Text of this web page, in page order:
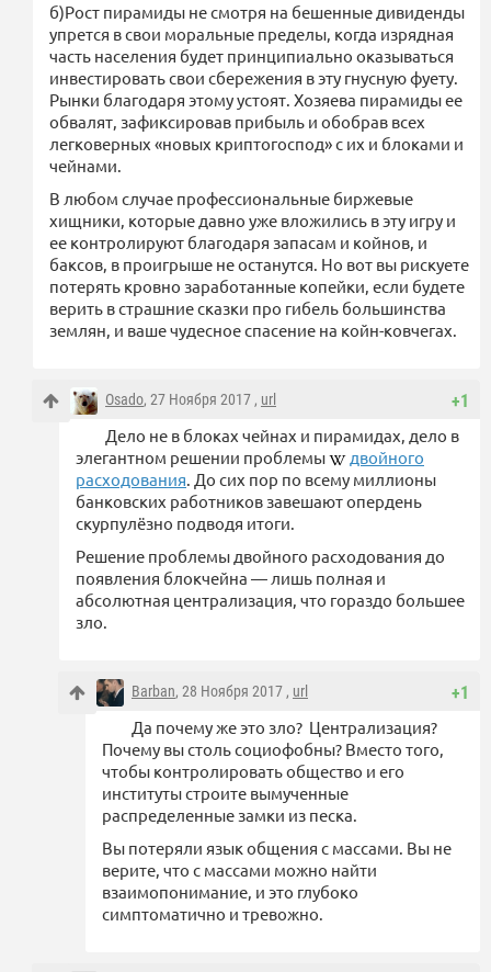
б)Рост пирамиды не смотря на бешенные дивиденды
упрется в свои моральные пределы, когда изрядная
часть населения будет принципиально оказываться
инвестировать свои сбережения в эту гнусную фуету.
Рынки благодаря этому устоят. Хозяева пирамиды ее
обвалят, зафиксировав прибыль и обобрав всех
легковерных «новых криптогоспод» с их и блоками и
чейнами.
В любом случае профессиональные биржевые
хищники, которые давно уже вложились в эту игру и
ее контролируют благодаря запасам и койнов, и
баксов, в проигрыше не останутся. Но вот вы рискуете
потерять кровно заработанные копейки, если будете
верить в страшние сказки про гибель большинства
землян, и ваше чудесное спасение на койн-ковчегах.
+1
Osado, 27 Ноября 2017 , url
Дело не в блоках чейнах и пирамидах, дело в
элегантном решении проблемы
двойного
расходования. До сих пор по всему миллионы
банковских работников завешают опердень
скурпулёзно подводя итоги.
Решение проблемы двойного расходования до
появления блокчейна — лишь полная и
абсолютная централизация, что гораздо большее
зло.
+1
Barban, 28 Ноября 2017 , url
Да почему же это зло? Централизация?
Почему вы столь социофобны? Вместо того,
чтобы контролировать общество и его
институты строите вымученные
распределенные замки из песка.
Вы потеряли язык общения с массами. Вы не
верите, что с массами можно найти
взаимопонимание, и это глубоко
симптоматично и тревожно.